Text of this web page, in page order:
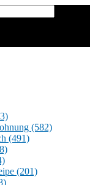
(582)
(491)
(201)